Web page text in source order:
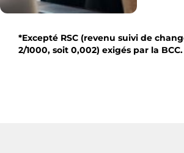
*Excepté RSC (revenu suivi de
2/1000, soit 0,002) exigés par la BCC.